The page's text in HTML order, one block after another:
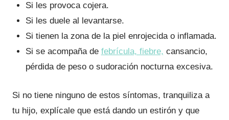
Si les provoca cojera.
Si les duele al levantarse.
Si tienen la zona de la piel enrojecida o inflamada.
Si se acompaña de febrícula, fiebre, cansancio,
pérdida de peso o sudoración nocturna excesiva.
Si no tiene ninguno de estos síntomas, tranquiliza a
tu hijo, explícale que está dando un estirón y que